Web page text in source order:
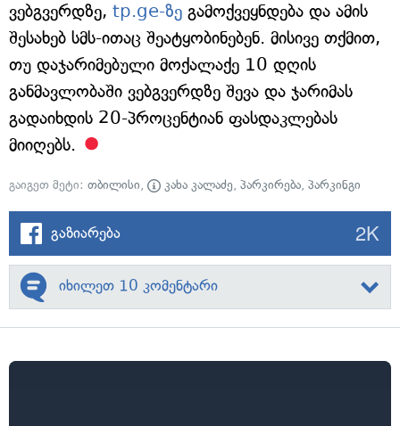
ვებგვერდზე, tp.ge-ზე გამოქვეყნდება და ამის
შესახებ სმს-ითაც შეატყობინებენ. მისივე თქმით,
თუ დაჯარიმებული მოქალაქე 10 დღის
განმავლობაში ვებგვერდზე შევა და ჯარიმას
გადაიხდის 20-პროცენტიან ფასდაკლებას
მიიღებს.
გაიგეთ მეტი: თბილისი, კახა კალაძე, პარკირება, პარკინგი
გაზიარება 2K
იხილეთ 10 კომენტარი